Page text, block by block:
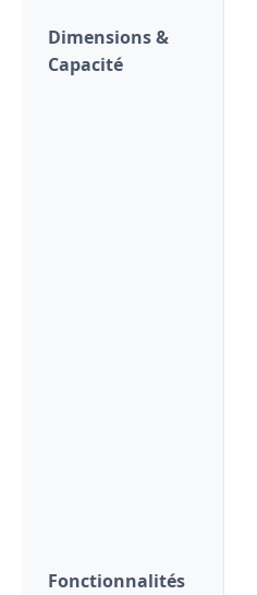
Dimensions &
Capacité
Fonctionnalités